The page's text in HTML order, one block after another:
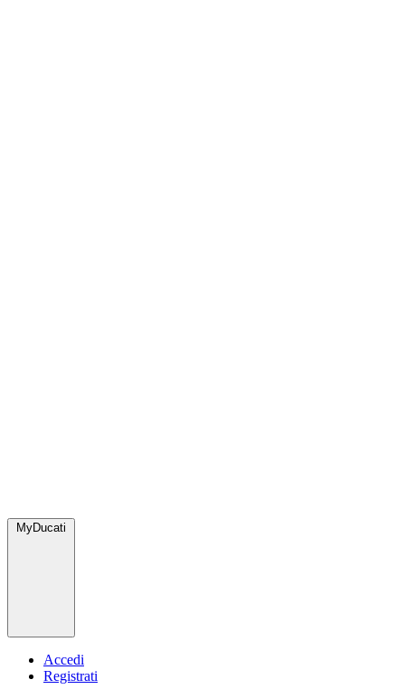
MyDucati
Accedi
Registrati